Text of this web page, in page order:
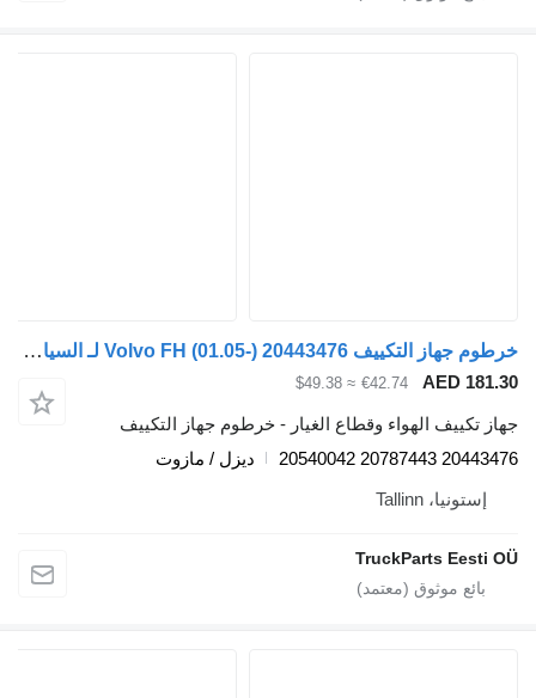
خرطوم جهاز التكييف Volvo FH (01.05-) 20443476 لـ السيارات القاطرة Volvo FH12, FH16, NH12, FH, VNL780 (1993-2014)
AED
€42.74
≈ $49.38
تكييف الهواء وقطاع الغيار - خرطوم جهاز التكييف
20443476 20787443
ديزل / مازوت
إستونيا، Tallinn
TruckParts Eesti